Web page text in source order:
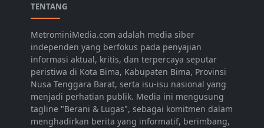
TENTANG
MetrominiMedia.com adalah media siber
independen yang berfokus pada penyajian
informasi aktual, kritis, dan terpercaya seputar
peristiwa di Kota Bima, Kabupaten Bima, Provinsi
Nusa Tenggara Barat, serta isu-isu nasional yang
menjadi perhatian publik. Media ini mengusung
tagline "Berani & Lugas", sebagai komitmen dalam
menghadirkan berita yang informatif, berimbang,